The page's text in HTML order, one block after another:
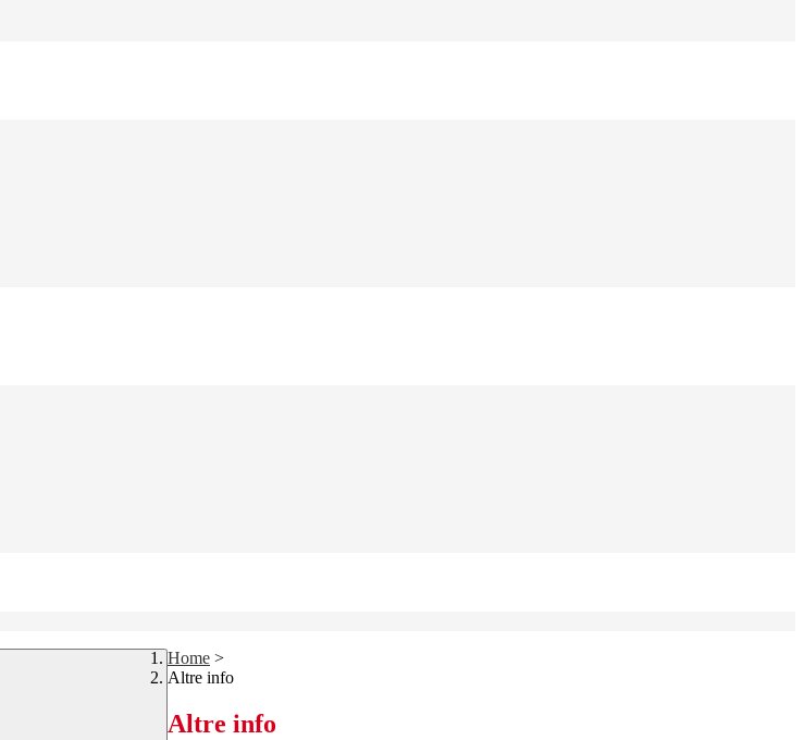
Home >
Altre info
Altre info